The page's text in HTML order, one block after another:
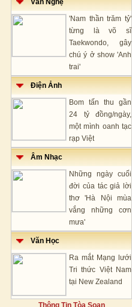
Văn Nghệ
'Nam thần trăm tỷ'
từng là võ sĩ
Taekwondo, gây
chú ý ở show 'Anh
trai'
Điện Ảnh
Bom tấn thu gần
24 tỷ đồng/ngày,
một mình oanh tạc
rạp Việt
Âm Nhạc
Những ngày cuối
đời của tác giả lời
thơ 'Hà Nội mùa
vắng những cơn
mưa'
Văn Học
Ra mắt Mạng lưới
Tri thức Việt Nam
tại New Zealand
Thông Tin Tòa Soạn